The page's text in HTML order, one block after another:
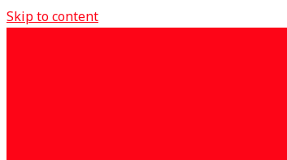
Skip to content